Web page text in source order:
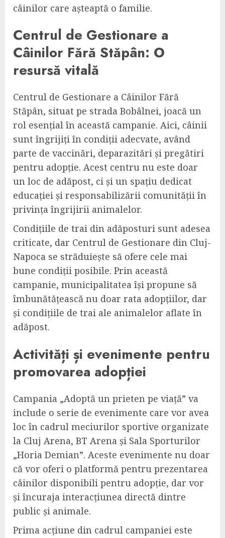
câinilor care așteaptă o familie.
Centrul de Gestionare a
Câinilor Fără Stăpân: O
resursă vitală
Centrul de Gestionare a Câinilor Fără
Stăpân, situat pe strada Bobâlnei, joacă un
rol esențial în această campanie. Aici, câinii
sunt îngrijiți în condiții adecvate, având
parte de vaccinări, deparazitări și pregătiri
pentru adopție. Acest centru nu este doar
un loc de adăpost, ci și un spațiu dedicat
educației și responsabilizării comunității în
privința îngrijirii animalelor.
Condițiile de trai din adăposturi sunt adesea
criticate, dar Centrul de Gestionare din Cluj-
Napoca se străduiește să ofere cele mai
bune condiții posibile. Prin această
campanie, municipalitatea își propune să
îmbunătățească nu doar rata adopțiilor, dar
și condițiile de trai ale animalelor aflate în
adăpost.
Activități și evenimente pentru
promovarea adopției
Campania „Adoptă un prieten pe viață” va
include o serie de evenimente care vor avea
loc în cadrul meciurilor sportive organizate
la Cluj Arena, BT Arena și Sala Sporturilor
„Horia Demian”. Aceste evenimente nu doar
că vor oferi o platformă pentru prezentarea
câinilor disponibili pentru adopție, dar vor
și încuraja interacțiunea directă dintre
public și animale.
Prima acțiune din cadrul campaniei este